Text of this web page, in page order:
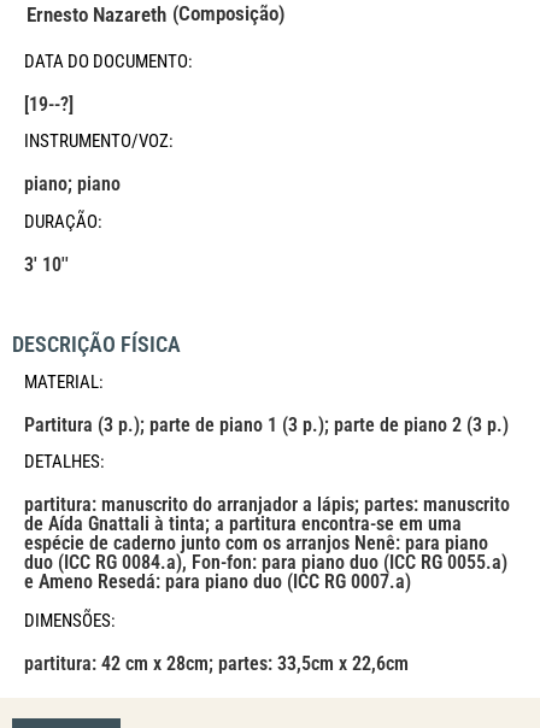
Ernesto Nazareth (Composição)
DATA DO DOCUMENTO:
[19--?]
INSTRUMENTO/VOZ:
piano; piano
DURAÇÃO:
3' 10''
DESCRIÇÃO FÍSICA
MATERIAL:
Partitura (3 p.); parte de piano 1 (3 p.); parte de piano 2 (3 p.)
DETALHES:
partitura: manuscrito do arranjador a lápis; partes: manuscrito
de Aída Gnattali à tinta; a partitura encontra-se em uma
espécie de caderno junto com os arranjos Nenê: para piano
duo (ICC RG 0084.a), Fon-fon: para piano duo (ICC RG 0055.a)
e Ameno Resedá: para piano duo (ICC RG 0007.a)
DIMENSÕES:
partitura: 42 cm x 28cm; partes: 33,5cm x 22,6cm